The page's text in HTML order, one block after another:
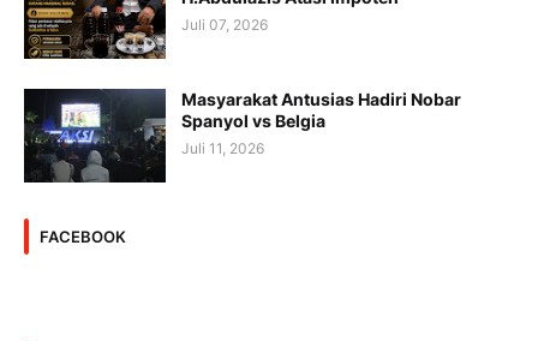
Juli 07, 2026
Masyarakat Antusias Hadiri Nobar
Spanyol vs Belgia
Juli 11, 2026
FACEBOOK